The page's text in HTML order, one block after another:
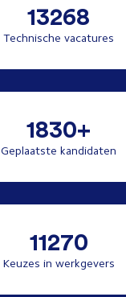
13268
Technische vacatures
1830+
Geplaatste kandidaten
11270
Keuzes in werkgevers